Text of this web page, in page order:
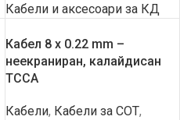
Кабели и аксесоари за КД
Кабел 8 x 0.22 mm –
неекраниран, калайдисан
TCCA
Кабели, Кабели за СОТ,